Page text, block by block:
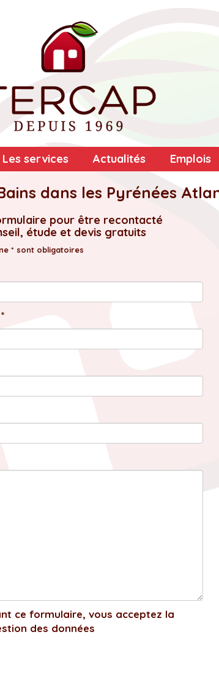
Les services Actualités Emplois
dans les Pyrénées
pour être recontacté
étude et devis gratuits
* sont obligatoires
ce formulaire, vous acceptez la
des données